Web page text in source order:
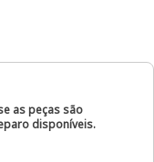
as peças são
disponíveis.